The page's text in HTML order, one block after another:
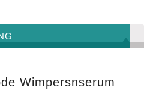
Wimpersnserum